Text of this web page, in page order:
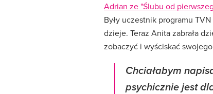
Adrian ze "Ślubu od
Były uczestnik programu
dzieje. Teraz Anita zabrała
zobaczyć i wyściskać
Chciałabym
psychicznie jest